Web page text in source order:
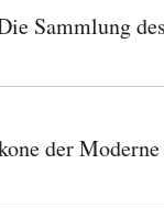
Sammlung
der